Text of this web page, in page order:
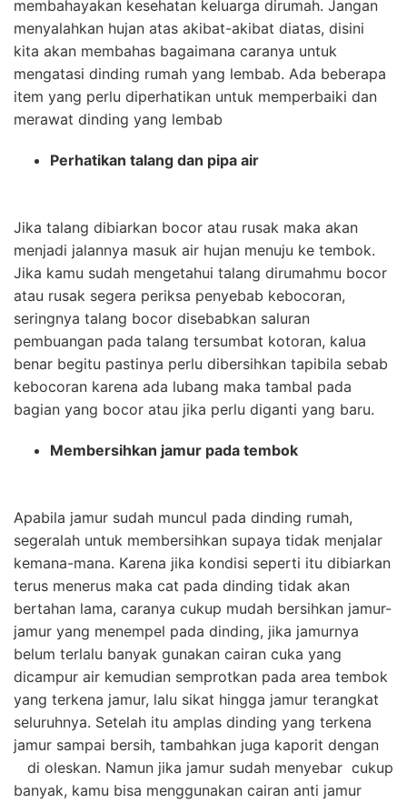
membahayakan kesehatan keluarga dirumah. Jangan
menyalahkan hujan atas akibat-akibat diatas, disini
kita akan membahas bagaimana caranya untuk
mengatasi dinding rumah yang lembab. Ada beberapa
item yang perlu diperhatikan untuk memperbaiki dan
merawat dinding yang lembab
Perhatikan talang dan pipa air
Jika talang dibiarkan bocor atau rusak maka akan
menjadi jalannya masuk air hujan menuju ke tembok.
Jika kamu sudah mengetahui talang dirumahmu bocor
atau rusak segera periksa penyebab kebocoran,
seringnya talang bocor disebabkan saluran
pembuangan pada talang tersumbat kotoran, kalua
benar begitu pastinya perlu dibersihkan tapibila sebab
kebocoran karena ada lubang maka tambal pada
bagian yang bocor atau jika perlu diganti yang baru.
Membersihkan jamur pada tembok
Apabila jamur sudah muncul pada dinding rumah,
segeralah untuk membersihkan supaya tidak menjalar
kemana-mana. Karena jika kondisi seperti itu dibiarkan
terus menerus maka cat pada dinding tidak akan
bertahan lama, caranya cukup mudah bersihkan jamur-
jamur yang menempel pada dinding, jika jamurnya
belum terlalu banyak gunakan cairan cuka yang
dicampur air kemudian semprotkan pada area tembok
yang terkena jamur, lalu sikat hingga jamur terangkat
seluruhnya. Setelah itu amplas dinding yang terkena
jamur sampai bersih, tambahkan juga kaporit dengan
di oleskan. Namun jika jamur sudah menyebar cukup
banyak, kamu bisa menggunakan cairan anti jamur